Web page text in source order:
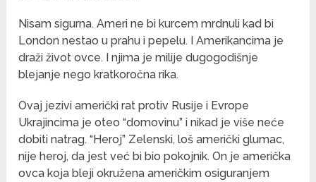
Nisam sigurna. Ameri ne bi kurcem mrdnuli kad bi
London nestao u prahu i pepelu. I Amerikancima je
draži život ovce. I njima je milije dugogodišnje
blejanje nego kratkoročna rika.
Ovaj jezivi američki rat protiv Rusije i Evrope
Ukrajincima je oteo “domovinu” i nikad je više neće
dobiti natrag. “Heroj” Zelenski, loš američki glumac,
nije heroj, da jest već bi bio pokojnik. On je američka
ovca koja bleji okružena američkim osiguranjem